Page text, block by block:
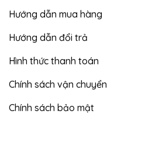
Hướng dẫn mua hàng
Hướng dẫn đổi trả
Hình thức thanh toán
Chính sách vận chuyển
Chính sách bảo mật